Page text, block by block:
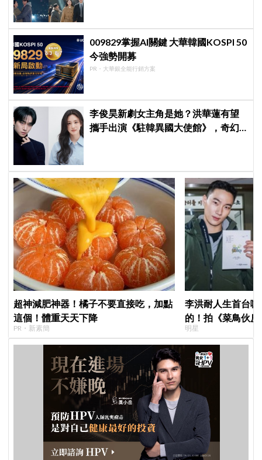
009829掌握AI關鍵 大華韓國KOSPI 50
今強勢開募
PR・大華銀全能行銷方案
李俊昊新劇女主角是她？洪華蓮有望
攜手出演《駐韓異國大使館》，奇幻
超神減肥神器！橘子不要直接吃，加點
這個！體重天天下降
PR・新素簡
李洪耐人生首台
的！拍《菜鳥伙
動直呼「真的很謝
明星